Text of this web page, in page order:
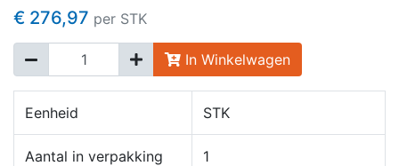
€ 276,97 per STK
In Winkelwagen
Eenheid STK
Aantal in verpakking 1